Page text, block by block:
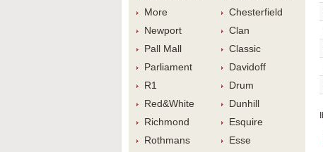
More
Chesterfield
Newport
Clan
Pall Mall
Classic
Parliament
Davidoff
R1
Drum
Red&White
Dunhill
Richmond
Esquire
Rothman
Esse